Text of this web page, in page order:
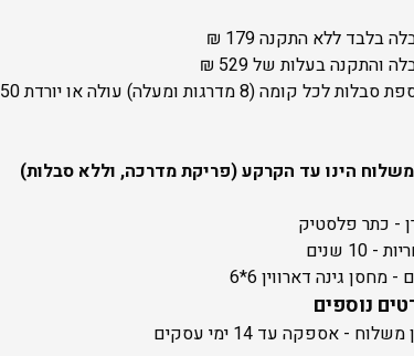
בלבד ללא התקנה 179 ₪
והתקנה בעלות של 529 ₪
תוספת סבלות לכל קומה (8 מדרגות ומעלה) עולה או יורדת 50
הינו עד הקרקע (פריקת מדרכה, וללא סבלות)
- כתר פלסטיק
- 10 שנים
- מחסן גינה דארווין 6*6
נוספים
- אספקה עד 14 ימי עסקים